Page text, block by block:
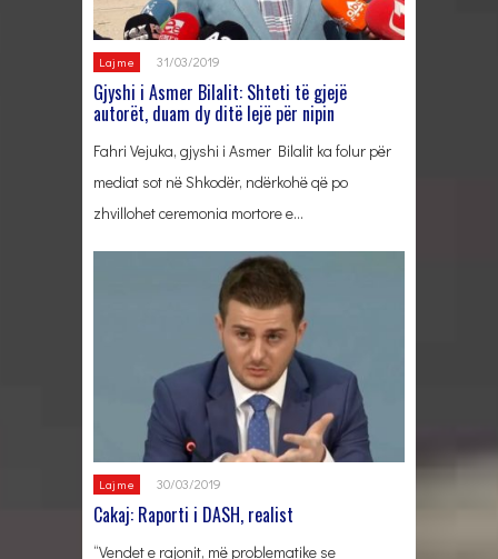
Lajme 31/03/2019
Gjyshi i Asmer Bilalit: Shteti të gjejë
autorët, duam dy ditë lejë për nipin
Fahri Vejuka, gjyshi i Asmer Bilalit ka folur për
mediat sot në Shkodër, ndërkohë që po
zhvillohet ceremonia mortore e…
Lajme 30/03/2019
Cakaj: Raporti i DASH, realist
“Vendet e rajonit, më problematike se